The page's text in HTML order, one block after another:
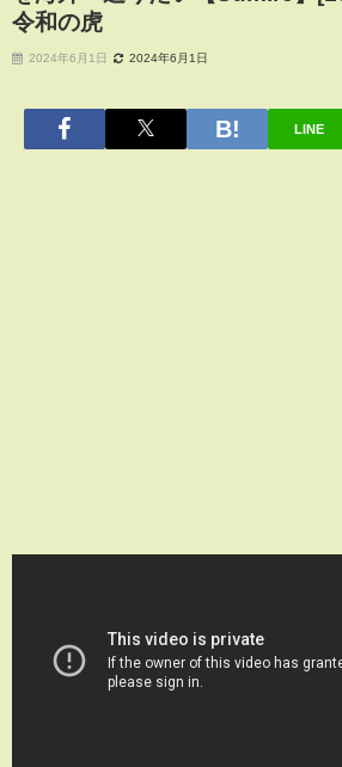
令和の虎
2024年6月1日 2024年6月1日
LINE